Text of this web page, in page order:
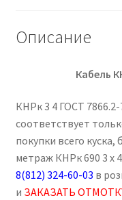
Описание
Кабель
КНРк 3 4 ГОСТ
соответствует
покупки всего
метраж КНРк 690 3 х
8(812) 324-60-03 в
и ЗАКАЗАТЬ